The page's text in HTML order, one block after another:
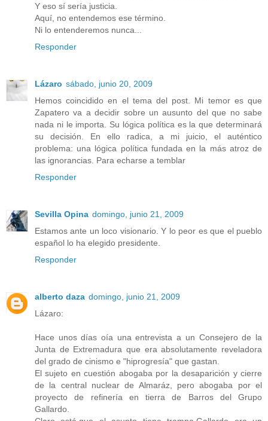
Y eso sí sería justicia.
Aquí, no entendemos ese término.
Ni lo entenderemos nunca...
Responder
Lázaro sábado, junio 20, 2009
Hemos coincidido en el tema del post. Mi temor es que
Zapatero va a decidir sobre un ausunto del que no sabe
nada ni le importa. Su lógica política es la que determinará
su decisión. En ello radica, a mi juicio, el auténtico
problema: una lógica política fundada en la más atroz de
las ignorancias. Para echarse a temblar
Responder
Sevilla Opina domingo, junio 21, 2009
Estamos ante un loco visionario. Y lo peor es que el pueblo
español lo ha elegido presidente.
Responder
alberto daza domingo, junio 21, 2009
Lázaro:
Hace unos días oía una entrevista a un Consejero de la
Junta de Extremadura que era absolutamente reveladora
del grado de cinismo e "hiprogresía" que gastan.
El sujeto en cuestión abogaba por la desaparición y cierre
de la central nuclear de Almaráz, pero abogaba por el
proyecto de refinería en tierra de Barros del Grupo
Gallardo.